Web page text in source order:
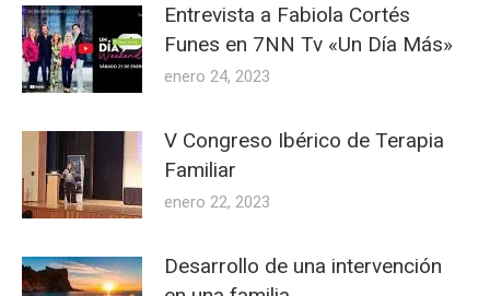
Entrevista a Fabiola Cortés
Funes en 7NN Tv «Un Día Más»
enero 24, 2023
V Congreso Ibérico de Terapia
Familiar
enero 22, 2023
Desarrollo de una intervención